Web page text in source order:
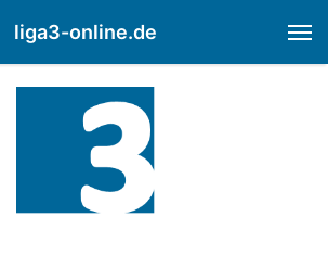
liga3-online.de